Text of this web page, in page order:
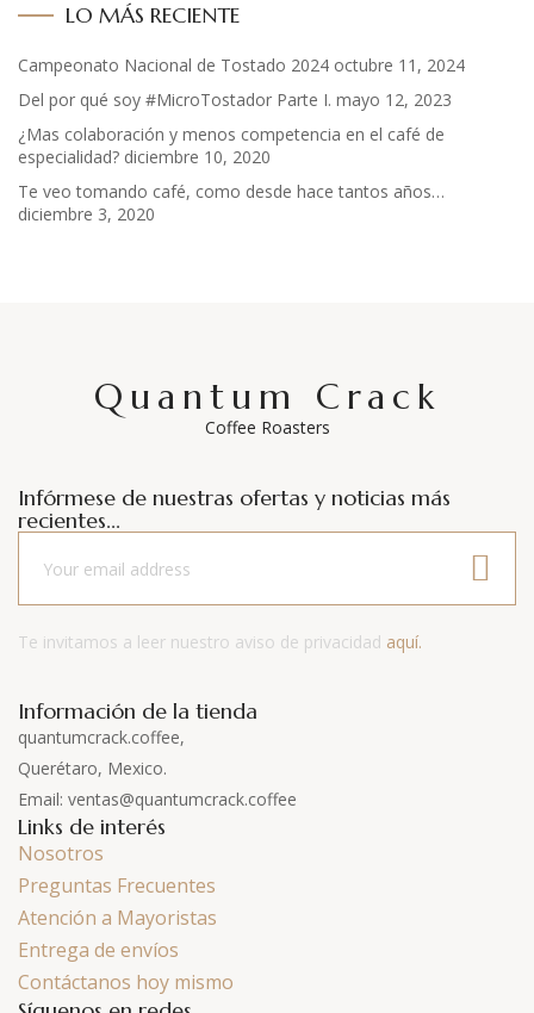
LO MÁS RECIENTE
Campeonato Nacional de Tostado 2024 octubre 11, 2024
Del por qué soy #MicroTostador Parte I. mayo 12, 2023
¿Mas colaboración y menos competencia en el café de
especialidad? diciembre 10, 2020
Te veo tomando café, como desde hace tantos años…
diciembre 3, 2020
Quantum Crack
Coffee Roasters
Infórmese de nuestras ofertas y noticias más
recientes...
Te invitamos a leer nuestro aviso de privacidad aquí.
Información de la tienda
quantumcrack.coffee,
Querétaro, Mexico.
Email: ventas@quantumcrack.coffee
Links de interés
Nosotros
Preguntas Frecuentes
Atención a Mayoristas
Entrega de envíos
Contáctanos hoy mismo